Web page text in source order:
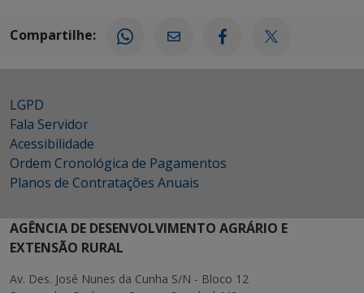
Compartilhe:
LGPD
Fala Servidor
Acessibilidade
Ordem Cronológica de Pagamentos
Planos de Contratações Anuais
AGÊNCIA DE DESENVOLVIMENTO AGRÁRIO E
EXTENSÃO RURAL
Av. Des. José Nunes da Cunha S/N - Bloco 12